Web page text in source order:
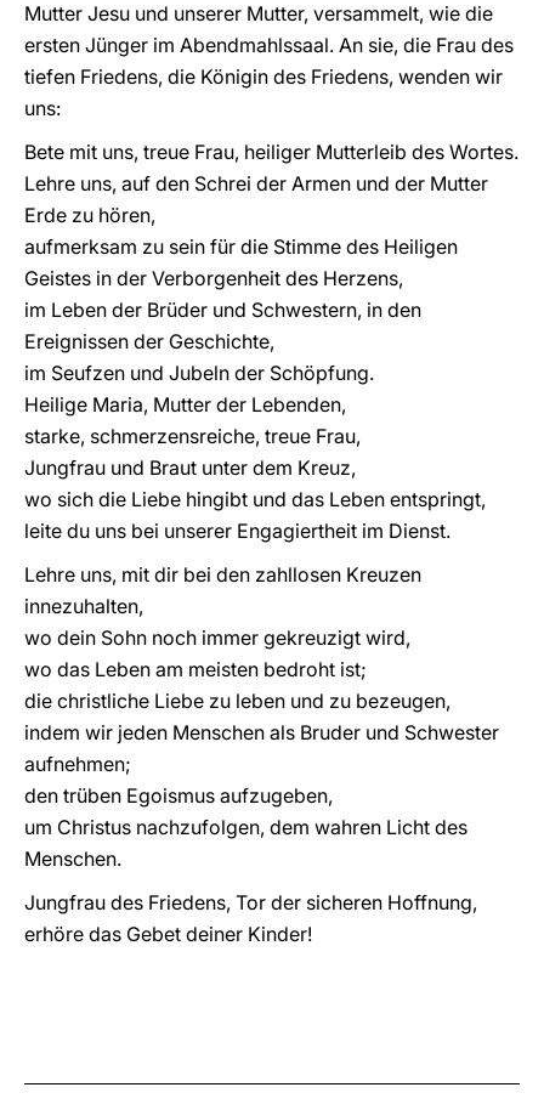
Mutter Jesu und unserer Mutter, versammelt, wie die
ersten Jünger im Abendmahlssaal. An sie, die Frau des
tiefen Friedens, die Königin des Friedens, wenden wir
uns:
Bete mit uns, treue Frau, heiliger Mutterleib des Wortes.
Lehre uns, auf den Schrei der Armen und der Mutter
Erde zu hören,
aufmerksam zu sein für die Stimme des Heiligen
Geistes in der Verborgenheit des Herzens,
im Leben der Brüder und Schwestern, in den
Ereignissen der Geschichte,
im Seufzen und Jubeln der Schöpfung.
Heilige Maria, Mutter der Lebenden,
starke, schmerzensreiche, treue Frau,
Jungfrau und Braut unter dem Kreuz,
wo sich die Liebe hingibt und das Leben entspringt,
leite du uns bei unserer Engagiertheit im Dienst.
Lehre uns, mit dir bei den zahllosen Kreuzen
innezuhalten,
wo dein Sohn noch immer gekreuzigt wird,
wo das Leben am meisten bedroht ist;
die christliche Liebe zu leben und zu bezeugen,
indem wir jeden Menschen als Bruder und Schwester
aufnehmen;
den trüben Egoismus aufzugeben,
um Christus nachzufolgen, dem wahren Licht des
Menschen.
Jungfrau des Friedens, Tor der sicheren Hoffnung,
erhöre das Gebet deiner Kinder!